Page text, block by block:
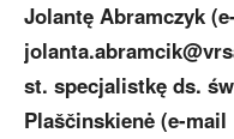
Jolantę Abramczyk
st. specjalistkę ds.
Plaščinskienė (e-mail